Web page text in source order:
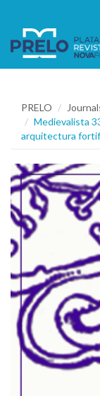
PRELO
Medievalista
arquitectura